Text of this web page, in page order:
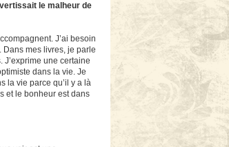
le malheur de
J’ai besoin
Dans mes livres, je parle
une certaine
dans la vie. Je
la vie parce qu’il y a là
et le bonheur est dans